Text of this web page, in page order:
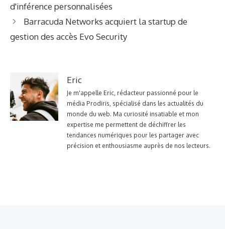
d'inférence personnalisées
Barracuda Networks acquiert la startup de
gestion des accès Evo Security
Eric
Je m'appelle Eric, rédacteur passionné pour le
média Prodiris, spécialisé dans les actualités du
monde du web. Ma curiosité insatiable et mon
expertise me permettent de déchiffrer les
tendances numériques pour les partager avec
précision et enthousiasme auprès de nos lecteurs.